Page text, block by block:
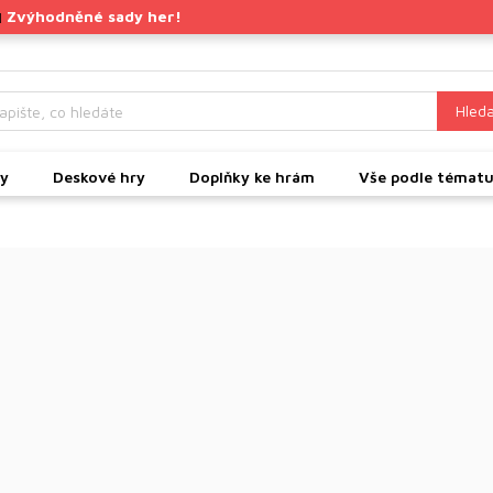
| Zvýhodněné sady her!
Deskové hry Doplňky ke hrám Vše podle tématu